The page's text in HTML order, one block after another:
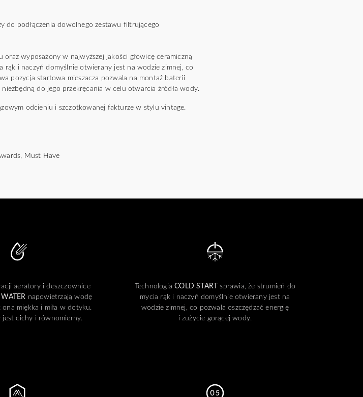
do podłączenia dowolnego zestawu filtrującego
wyposażony w najwyższej jakości głowicę ceramiczną
rąk i naczyń domyślnie otwierany jest na wodzie zimnej, co
pozycja startowa mieszacza pozwala na montaż baterii
do jego przekręcania w celu otwarcia źródła wody.
odcieniu i szczotkowanej fakturze w stylu vintage.
Must Have
aeratory i deszczownice
napowietrzają wodę
miękka i miła w dotyku.
jest cichy i równomierny.
TechnologiaCOLD START sprawia, że strumień do
mycia rąk i naczyń domyślnie otwierany jest na
wodzie zimnej, co pozwala oszczędzać energię
i zużycie gorącej wody.